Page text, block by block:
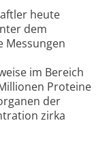
heute
dem
Messungen
im Bereich
Proteine
der
zirka